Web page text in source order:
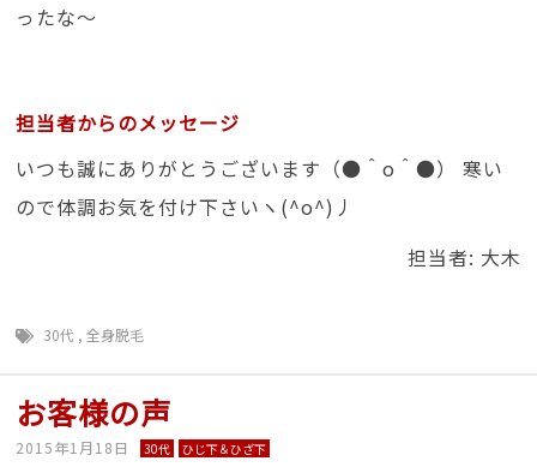
ったな～
担当者からのメッセージ
いつも誠にありがとうございます（●＾o＾●） 寒い
ので体調お気を付け下さいヽ(^o^)丿
担当者: 大木
30代 ,全身脱毛
お客様の声
2015年1月18日 30代 ひじ下＆ひざ下